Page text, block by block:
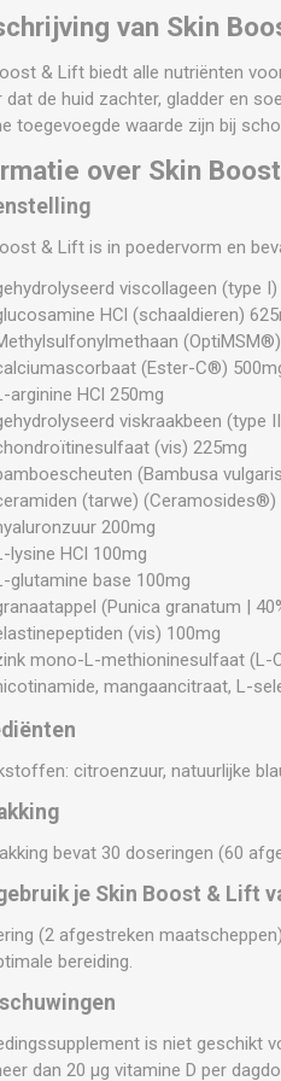
van Skin
& Lift biedt alle nutriënten
dat de huid zachter, gladder en
toegevoegde waarde zijn bij
over Skin
& Lift is in poedervorm en
viscollageen (type
HCl (schaaldieren)
(Ester-C®)
arginine HCl 250mg
viskraakbeen (type
(vis) 225mg
(Bambusa
(tarwe) (Ceramosides®)
200mg
lysine HCl 100mg
glutamine base 100mg
(Punica granatum |
(vis) 100mg
mono-L-methioninesulfaat (L-
mangaancitraat, L-
citroenzuur, natuurlijke
bevat 30 doseringen (60
je Skin Boost & Lift
(2 afgestreken
bereiding.
is niet geschikt
dan 20 μg vitamine D per